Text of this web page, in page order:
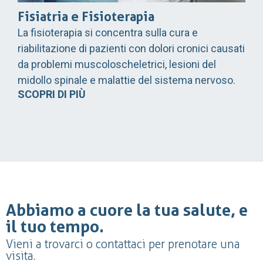
Fisiatria e Fisioterapia
La fisioterapia si concentra sulla cura e
riabilitazione di pazienti con dolori cronici causati
da problemi muscoloscheletrici, lesioni del
midollo spinale e malattie del sistema nervoso.
SCOPRI DI PIÙ
Abbiamo a cuore la tua salute, e
il tuo tempo.
Vieni a trovarci o contattaci per prenotare una
visita.